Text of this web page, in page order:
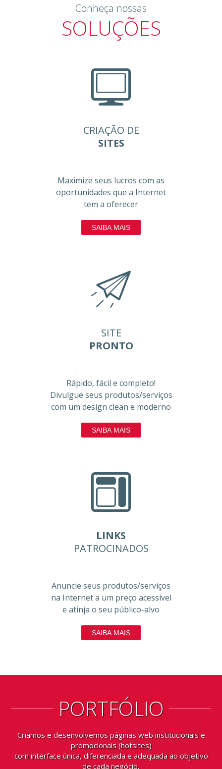
Conheça nossas
SOLUÇÕES
CRIAÇÃO DE
SITES
Maximize seus lucros com as
oportunidades que a Internet
tem a oferecer
SAIBA MAIS
SITE
PRONTO
Rápido, fácil e completo!
Divulgue seus produtos/serviços
com um design clean e moderno
SAIBA MAIS
LINKS
PATROCINADOS
Anuncie seus produtos/serviços
na Internet a um preço acessível
e atinja o seu público-alvo
SAIBA MAIS
PORTFÓLIO
Criamos e desenvolvemos páginas web institucionais e
promocionais (hotsites)
com interface única, diferenciada e adequada ao objetivo
de cada negócio,